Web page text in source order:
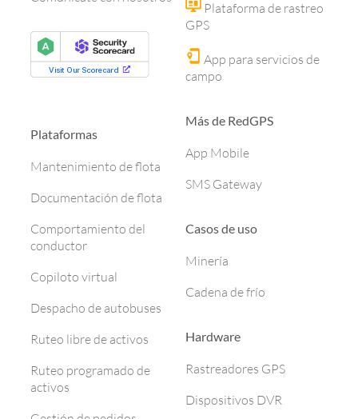
Plataformas
Mantenimiento de flota
Documentación de flota
Comportamiento del
conductor
Copiloto virtual
Despacho de autobuses
Ruteo libre de activos
Ruteo programado de
activos
Plataforma de rastreo
GPS
App para servicios de
campo
Más de RedGPS
App Mobile
SMS Gateway
Casos de uso
Minería
Cadena de frío
Hardware
Rastreadores GPS
Dispositivos DVR